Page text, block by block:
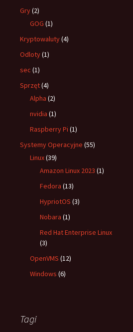
Gry(2)
GOG (1)
Kryptowaluty(4)
Odloty(1)
sec (1)
Sprzęt(4)
Alpha (2)
nvidia (1)
Raspberry Pi (1)
Systemy Operacyjne (55)
Linux(39)
Amazon Linux 2023 (1)
Fedora (13)
HypriotOS (3)
Nobara (1)
Red Hat Enterprise Linux
(3)
OpenVMS (12)
Windows (6)
Tagi